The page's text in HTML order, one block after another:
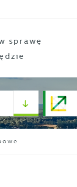
sprawę